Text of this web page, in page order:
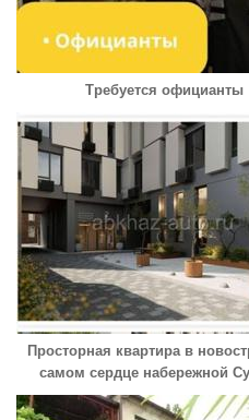
Требуется официанты
Просторная квартира в
самом сердце набережной